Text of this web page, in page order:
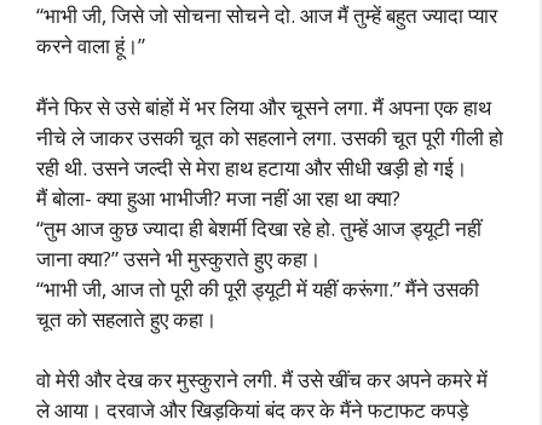
“भाभी जी, जिसे जो सोचना सोचने दो. आज मैं तुम्हें बहुत ज्यादा प्यार
करने वाला हूं।”
मैंने फिर से उसे बांहों में भर लिया और चूसने लगा. मैं अपना एक हाथ
नीचे ले जाकर उसकी चूत को सहलाने लगा. उसकी चूत पूरी गीली हो
रही थी. उसने जल्दी से मेरा हाथ हटाया और सीधी खड़ी हो गई।
मैं बोला- क्या हुआ भाभीजी? मजा नहीं आ रहा था क्या?
“तुम आज कुछ ज्यादा ही बेशर्मी दिखा रहे हो. तुम्हें आज ड्यूटी नहीं
जाना क्या?” उसने भी मुस्कुराते हुए कहा।
“भाभी जी, आज तो पूरी की पूरी ड्यूटी में यहीं करूंगा.” मैंने उसकी
चूत को सहलाते हुए कहा।
वो मेरी और देख कर मुस्कुराने लगी. मैं उसे खींच कर अपने कमरे में
ले आया। दरवाजे और खिड़कियां बंद कर के मैंने फटाफट कपड़े